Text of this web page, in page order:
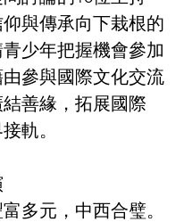
與傳承向下栽根的
少年把握機會參加
參與國際文化交流
善緣，拓展國際
軌。
多元，中西合璧。